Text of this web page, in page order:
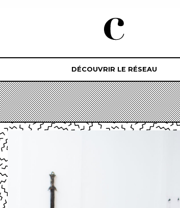
DÉCOUVRIR LE RÉSEAU